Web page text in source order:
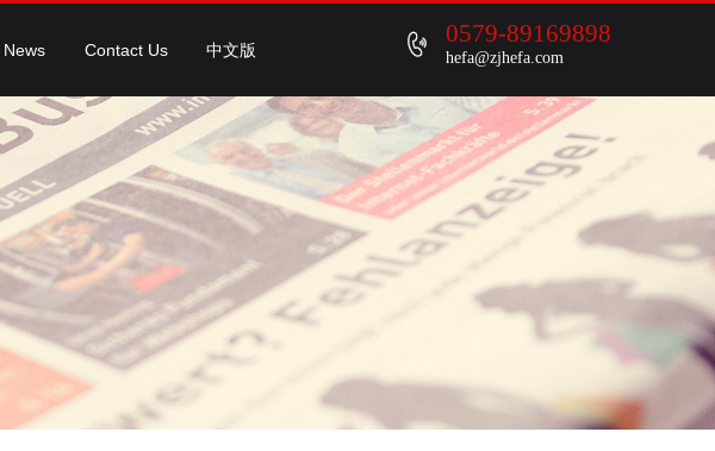
News Contact Us 中文版
0579-89169898
hefa@zjhefa.com